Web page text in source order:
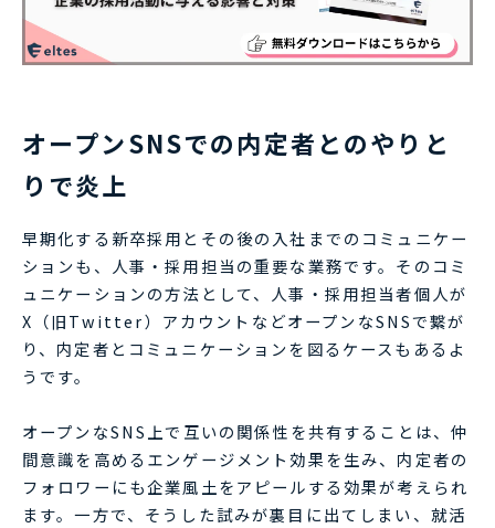
オープンSNSでの内定者とのやりと
りで炎上
早期化する新卒採用とその後の入社までのコミュニケー
ションも、人事・採用担当の重要な業務です。そのコミ
ュニケーションの方法として、人事・採用担当者個人が
X（旧Twitter）アカウントなどオープンなSNSで繋が
り、内定者とコミュニケーションを図るケースもあるよ
うです。
オープンなSNS上で互いの関係性を共有することは、仲
間意識を高めるエンゲージメント効果を生み、内定者の
フォロワーにも企業風土をアピールする効果が考えられ
ます。一方で、そうした試みが裏目に出てしまい、就活